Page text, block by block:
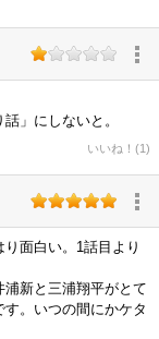
」にしないと。
いいね！(1)
面白い。1話目より
新と三浦翔平がとて
。いつの間にかケタ